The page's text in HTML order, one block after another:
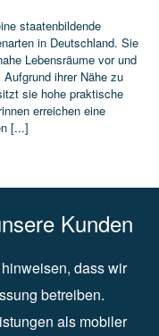
staatenbildende
in Deutschland. Sie
Lebensräume vor und
ihrer Nähe zu
sie hohe praktische
erreichen eine
[...]
Kunden
dass wir
betreiben.
als mobiler